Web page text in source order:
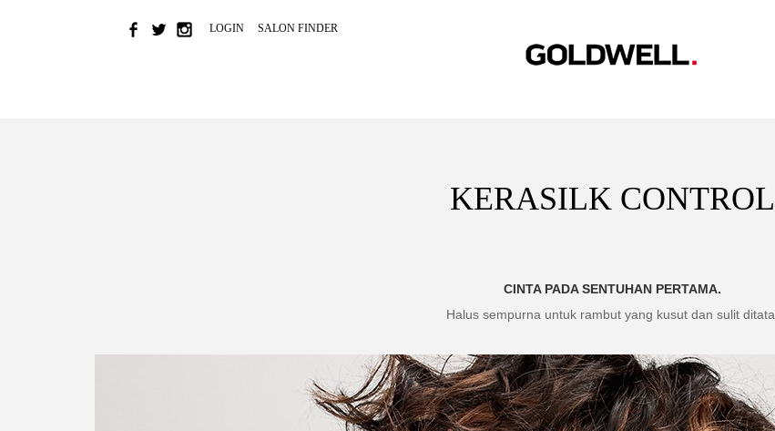
LOGIN SALON FINDER
KERASILK CONTROL
CINTA PADA SENTUHAN PERTAMA.
Halus sempurna untuk rambut yang kusut dan sulit ditata.